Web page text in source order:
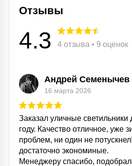
Отзывы
4.3 4 отзыва • 9 оценок
Андрей Семенычев
16 марта 2026
Заказал уличные светильники
году. Качество отличное, уже
проблем, ни один не
достаточно экономиные.
Менеджеру спасибо,